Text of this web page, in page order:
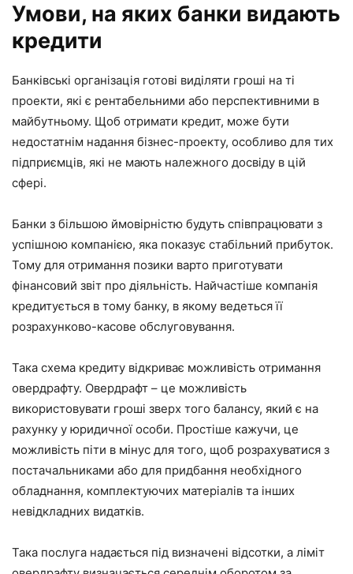
Умови, на яких банки видають
кредити
Банківські організація готові виділяти гроші на ті
проекти, які є рентабельними або перспективними в
майбутньому. Щоб отримати кредит, може бути
недостатнім надання бізнес-проекту, особливо для тих
підприємців, які не мають належного досвіду в цій
сфері.
Банки з більшою ймовірністю будуть співпрацювати з
успішною компанією, яка показує стабільний прибуток.
Тому для отримання позики варто приготувати
фінансовий звіт про діяльність. Найчастіше компанія
кредитується в тому банку, в якому ведеться її
розрахунково-касове обслуговування.
Така схема кредиту відкриває можливість отримання
овердрафту. Овердрафт – це можливість
використовувати гроші зверх того балансу, який є на
рахунку у юридичної особи. Простіше кажучи, це
можливість піти в мінус для того, щоб розрахуватися з
постачальниками або для придбання необхідного
обладнання, комплектуючих матеріалів та інших
невідкладних видатків.
Така послуга надається під визначені відсотки, а ліміт